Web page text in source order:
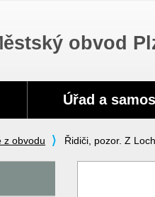
obvod
z obvodu Řidiči, pozor. Z
Úřad a